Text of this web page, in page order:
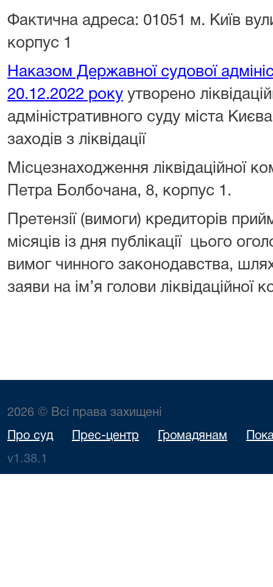
Фактична адреса: 01051 м. Київ
корпус 1
Наказом Державної судової
20.12.2022 року утворено
адміністративного суду міста
заходів з ліквідації
Місцезнаходження ліквідаційної
Петра Болбочана, 8, корпус 1.
Претензії (вимоги) кредиторів
місяців із дня публікації цього
вимог чинного законодавства,
заяви на ім’я голови ліквідаційної
2026 © Всі права захищені
Про суд Прес-центр Громадянам
v1.38.1